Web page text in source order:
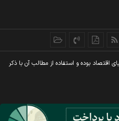
اقتصاد بوده و استفاده از مطالب آن با ذکر